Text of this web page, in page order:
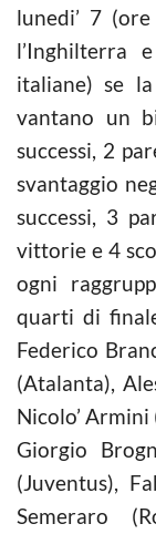
lunedi’ 7
l’Inghilterra
italiane) se
vantano un
successi, 2
svantaggio
successi, 3
vittorie e 4
ogni
quarti di
Federico
(Atalanta),
Nicolo’
Giorgio
(Juventus),
Semeraro